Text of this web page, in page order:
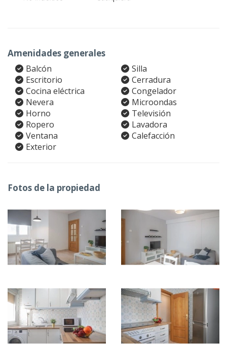
Amenidades generales
Balcón
Silla
Escritorio
Cerradura
Cocina eléctrica
Congelador
Nevera
Microondas
Horno
Televisión
Ropero
Lavadora
Ventana
Calefacción
Exterior
Fotos de la propiedad